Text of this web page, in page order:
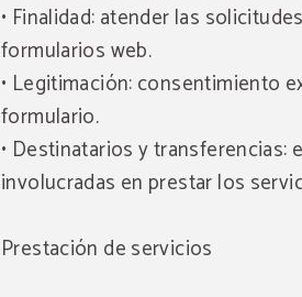
• Finalidad: atender las
formularios web.
• Legitimación: consentimiento
formulario.
• Destinatarios y transferencias:
involucradas en prestar los
Prestación de servicios